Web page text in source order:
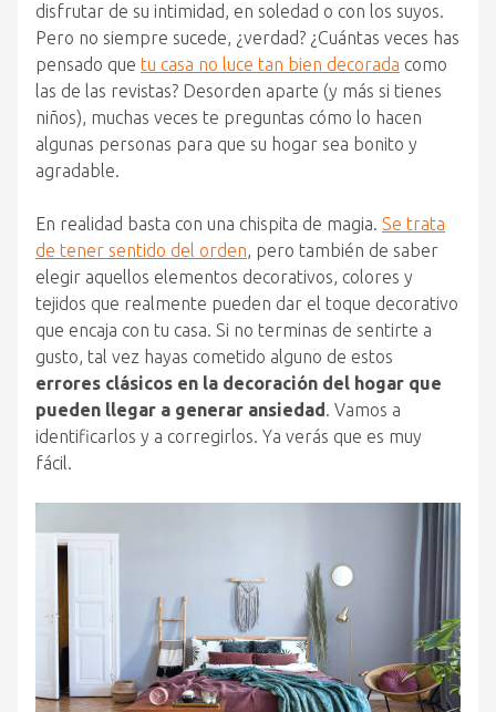
disfrutar de su intimidad, en soledad o con los suyos.
Pero no siempre sucede, ¿verdad? ¿Cuántas veces has
pensado que tu casa no luce tan bien decorada como
las de las revistas? Desorden aparte (y más si tienes
niños), muchas veces te preguntas cómo lo hacen
algunas personas para que su hogar sea bonito y
agradable.
En realidad basta con una chispita de magia. Se trata
de tener sentido del orden, pero también de saber
elegir aquellos elementos decorativos, colores y
tejidos que realmente pueden dar el toque decorativo
que encaja con tu casa. Si no terminas de sentirte a
gusto, tal vez hayas cometido alguno de estos
errores clásicos en la decoración del hogar que
pueden llegar a generar ansiedad. Vamos a
identificarlos y a corregirlos. Ya verás que es muy
fácil.